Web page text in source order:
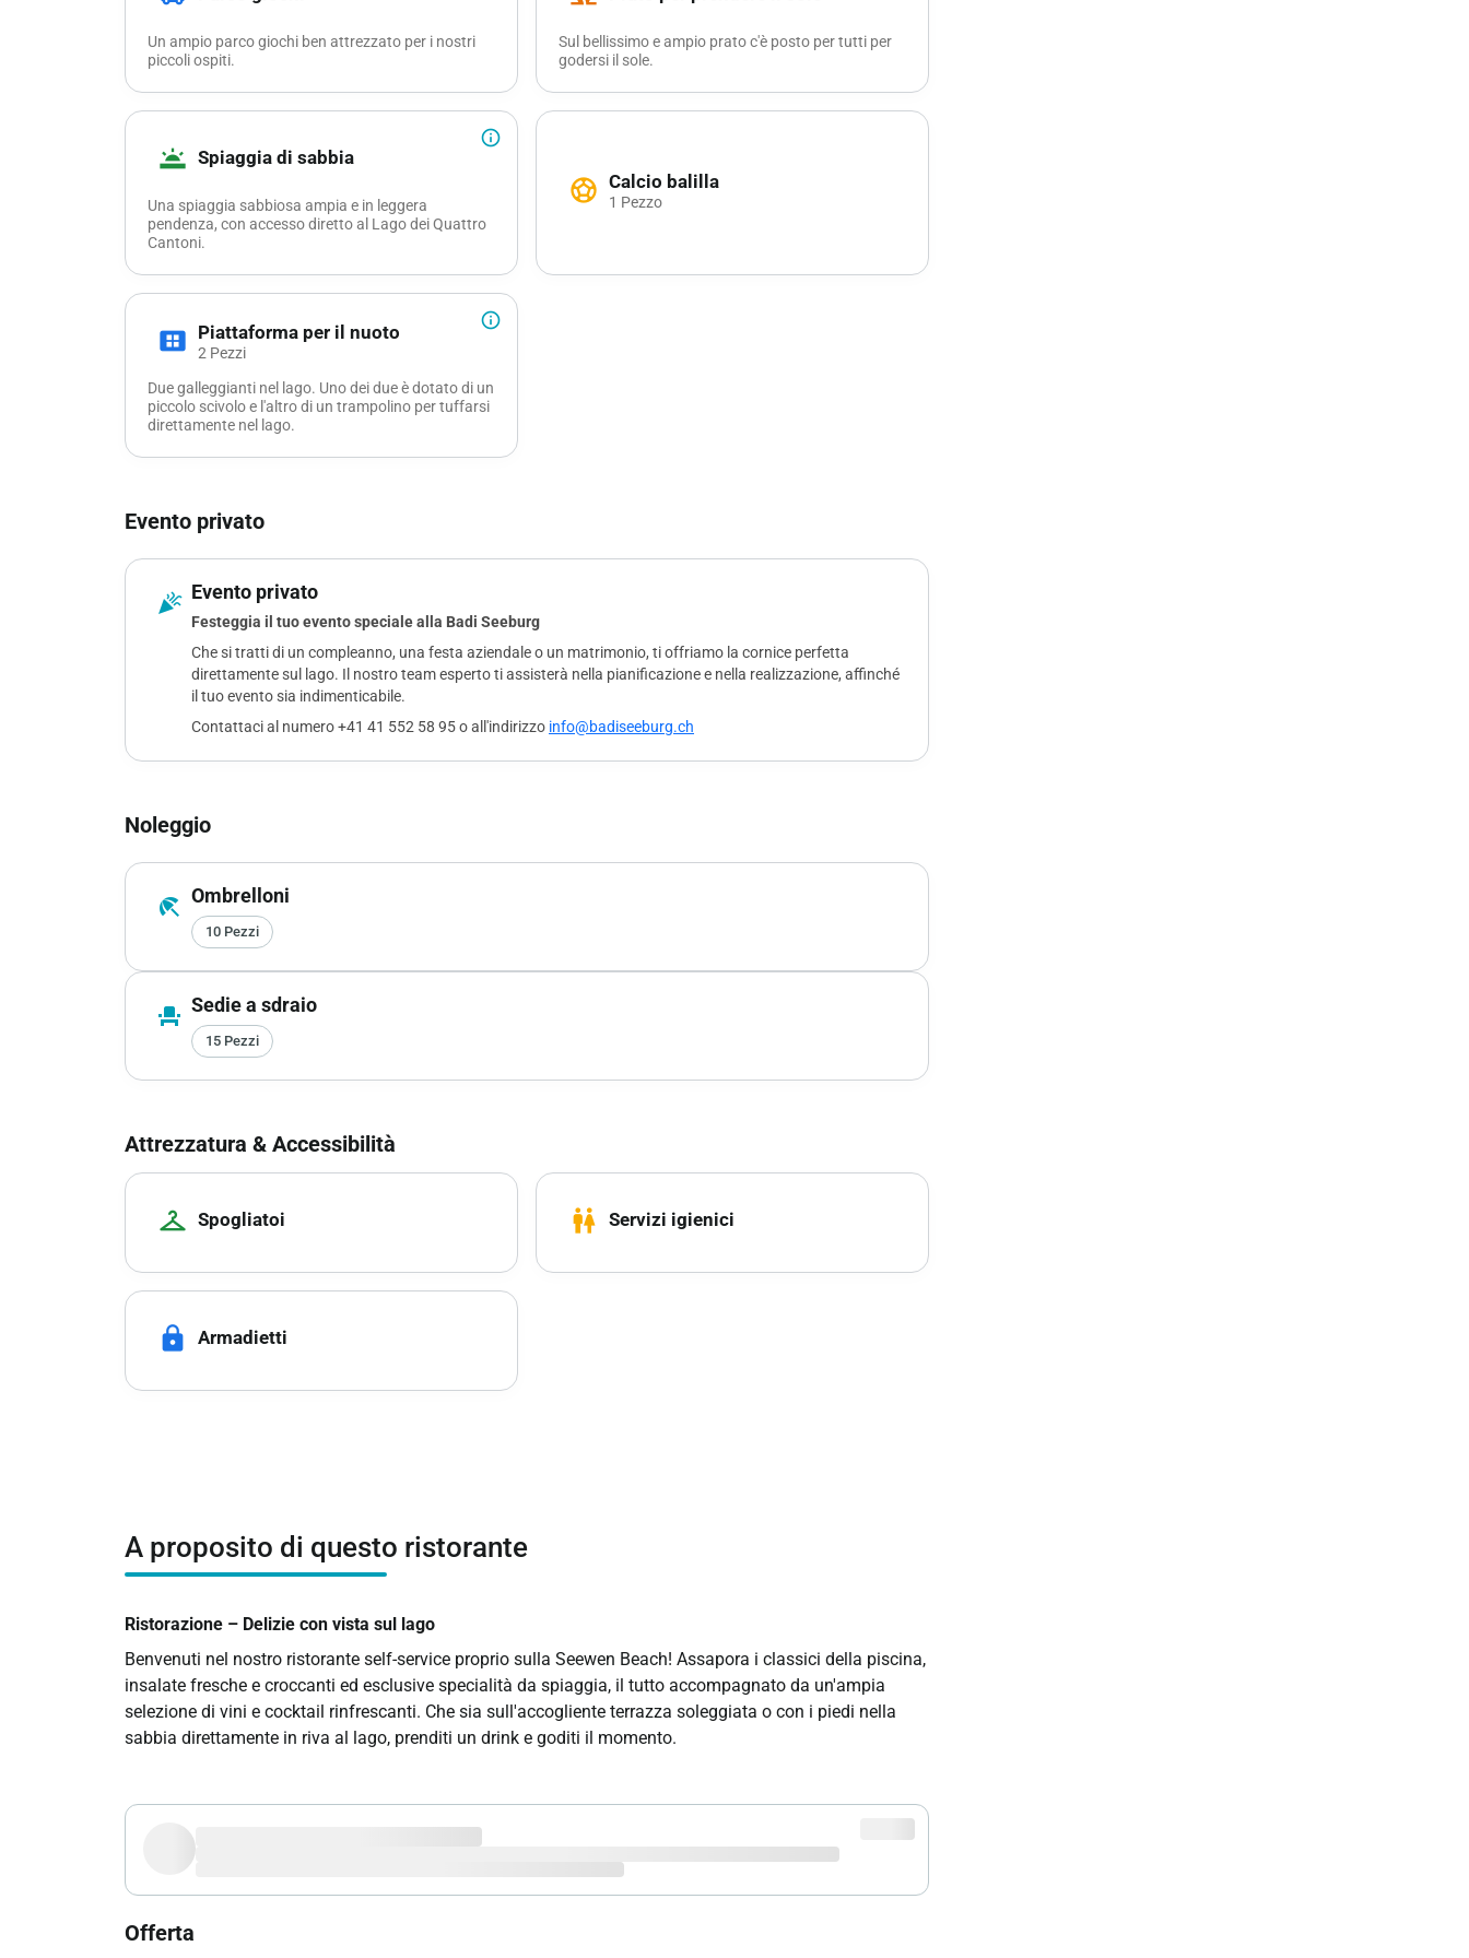
Un ampio parco giochi ben attrezzato per i nostri
piccoli ospiti.
Sul bellissimo e ampio prato c'è posto per tutti per
godersi il sole.
info_outline
wb_twighlight Spiaggia di sabbia
Una spiaggia sabbiosa ampia e in leggera
pendenza, con accesso diretto al Lago dei Quattro
Cantoni.
sports_soccer Calcio balilla
1 Pezzo
info_outline
view_cozy Piattaforma per il nuoto
2 Pezzi
Due galleggianti nel lago. Uno dei due è dotato di un
piccolo scivolo e l'altro di un trampolino per tuffarsi
direttamente nel lago.
Evento privato
celebration Evento privato
Festeggia il tuo evento speciale alla Badi Seeburg
Che si tratti di un compleanno, una festa aziendale o un matrimonio, ti offriamo la cornice perfetta
direttamente sul lago. Il nostro team esperto ti assisterà nella pianificazione e nella realizzazione, affinché
il tuo evento sia indimenticabile.​
Contattaci al numero +41 41 552 58 95 o all'indirizzo info@badiseeburg.ch
Noleggio
beach_access Ombrelloni
10 Pezzi
event_seat Sedie a sdraio
15 Pezzi
Attrezzatura & Accessibilità
checkroom Spogliatoi wc Servizi igienici
lock Armadietti
A proposito di questo ristorante
Ristorazione – Delizie con vista sul lago
Benvenuti nel nostro ristorante self-service proprio sulla Seewen Beach! Assapora i classici della piscina,
insalate fresche e croccanti ed esclusive specialità da spiaggia, il tutto accompagnato da un'ampia
selezione di vini e cocktail rinfrescanti. Che sia sull'accogliente terrazza soleggiata o con i piedi nella
sabbia direttamente in riva al lago, prenditi un drink e goditi il momento.
Offerta